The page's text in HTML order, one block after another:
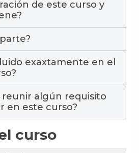
de este curso y
exaxtamente en el
reunir algún requisito
en este curso?
curso